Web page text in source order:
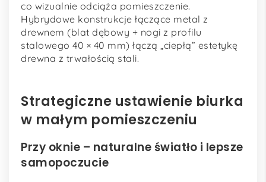
co wizualnie odciąża pomieszczenie.
Hybrydowe konstrukcje łączące metal z
drewnem (blat dębowy + nogi z profilu
stalowego 40 × 40 mm) łączą „ciepłą” estetykę
drewna z trwałością stali.
Strategiczne ustawienie biurka
w małym pomieszczeniu
Przy oknie – naturalne światło i lepsze
samopoczucie